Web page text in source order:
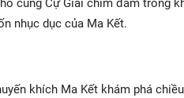
cung Cự Giải chìm đắm trong
nhục dục của Ma Kết.
khích Ma Kết khám phá